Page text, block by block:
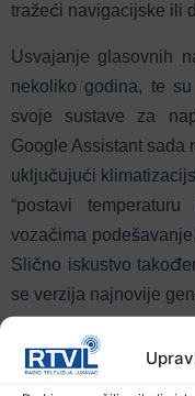
tražeći navigacijske ili
Usvajanje glasovnih
nekoliko godina, te
svoje sustave za
Google Assistant sada
uključujući
“postavi
vozačima
Slično iskustvo
se verzija najnovije
Prethodna vijest